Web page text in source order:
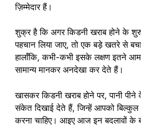
ज़िम्मेदार हैं।
शुक्र है कि अगर किडनी खराब होने के
पहचान लिया जाए, तो एक बड़े खतरे से
हालाँकि, कभी-कभी इसके लक्षण इतने आम
सामान्य मानकर अनदेखा कर देते हैं।
खासकर किडनी खराब होने पर, पानी
संकेत दिखाई देते हैं, जिन्हें आपको बिल्कुल
करना चाहिए। आइए आज इन बदलावों के